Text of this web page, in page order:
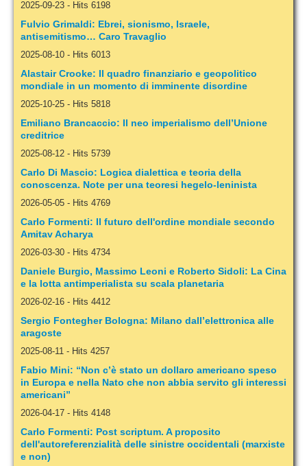
2025-09-23 - Hits 6198
Fulvio Grimaldi: Ebrei, sionismo, Israele,
antisemitismo… Caro Travaglio
2025-08-10 - Hits 6013
Alastair Crooke: Il quadro finanziario e geopolitico
mondiale in un momento di imminente disordine
2025-10-25 - Hits 5818
Emiliano Brancaccio: Il neo imperialismo dell’Unione
creditrice
2025-08-12 - Hits 5739
Carlo Di Mascio: Logica dialettica e teoria della
conoscenza. Note per una teoresi hegelo-leninista
2026-05-05 - Hits 4769
Carlo Formenti: Il futuro dell'ordine mondiale secondo
Amitav Acharya
2026-03-30 - Hits 4734
Daniele Burgio, Massimo Leoni e Roberto Sidoli: La Cina
e la lotta antimperialista su scala planetaria
2026-02-16 - Hits 4412
Sergio Fontegher Bologna: Milano dall’elettronica alle
aragoste
2025-08-11 - Hits 4257
Fabio Mini: “Non c’è stato un dollaro americano speso
in Europa e nella Nato che non abbia servito gli interessi
americani”
2026-04-17 - Hits 4148
Carlo Formenti: Post scriptum. A proposito
dell'autoreferenzialità delle sinistre occidentali (marxiste
e non)